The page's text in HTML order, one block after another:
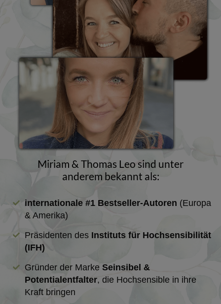
Miriam & Thomas Leo sind unter
anderem bekannt als:
internationale #1 Bestseller-Autoren (Europa
& Amerika)
Präsidenten des Instituts für Hochsensibilität
(IFH)
Gründer der Marke Seinsibel &
Potentialentfalter, die Hochsensible in ihre
Kraft bringen